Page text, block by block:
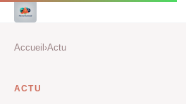
Accueil ›Actu
ACTU